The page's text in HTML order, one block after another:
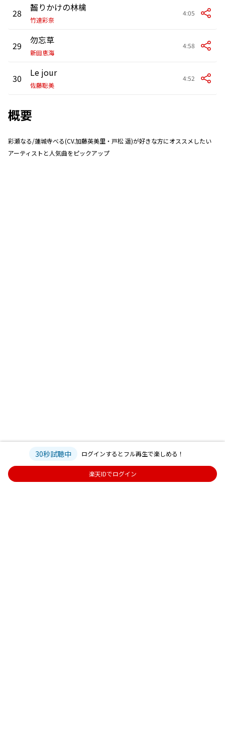
28 齧りかけの林檎
竹達彩奈
4:05
29 勿忘草
新田恵海
4:58
30 Le jour
佐藤聡美
4:52
概要
彩瀬なる/蓮城寺べる(CV.加藤英美里・戸松 遥)が好きな方にオススメしたい
アーティストと人気曲をピックアップ
30秒試聴中 ログインするとフル再生で楽しめる！
楽天IDでログイン